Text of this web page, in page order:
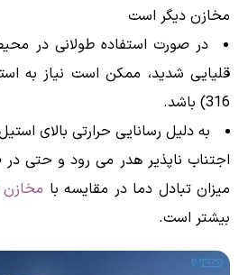
مخازن دیگر است
در صورت استفاده طولانی در
قلیایی شدید، ممکن است نیاز به
316) باشد.
به دلیل رسانایی حرارتی بالای
اجتناب ناپذیر هدر می رود و حتی در
میزان تبادل دما در مقایسه با مخازن
بیشتر است.